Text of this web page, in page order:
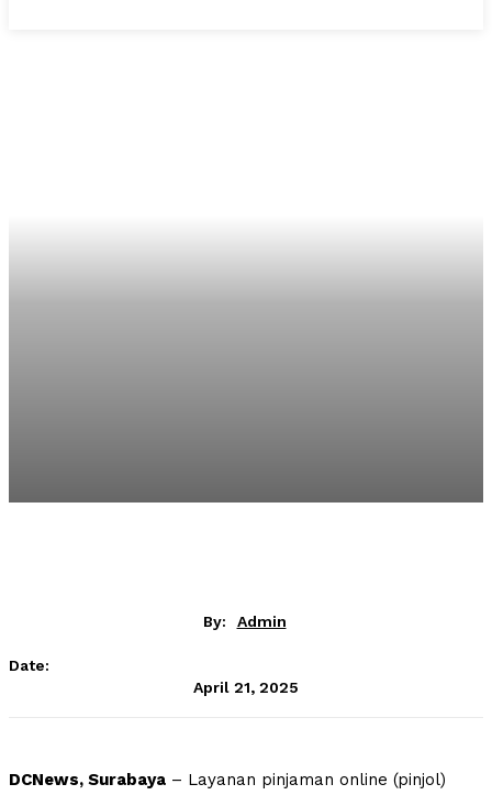
By: Admin
Date:
April 21, 2025
DCNews, Surabaya – Layanan pinjaman online (pinjol)